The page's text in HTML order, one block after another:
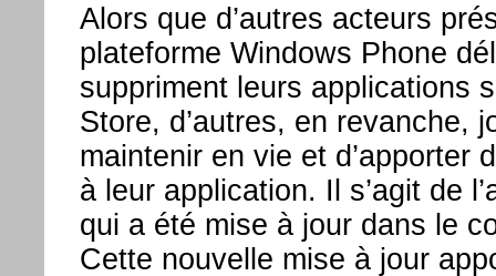
Alors que d’autres acteurs
plateforme Windows Phone
suppriment leurs applications
Store, d’autres, en revanche,
maintenir en vie et d’apporter
à leur application. Il s’agit de
qui a été mise à jour dans le
Cette nouvelle mise à jour